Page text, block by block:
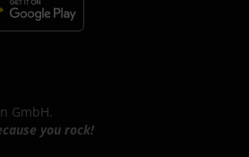
GmbH.
you rock!